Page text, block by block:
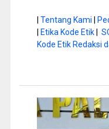
Tentang Kami
Etika Kode Etik|
Kode Etik Redaksi